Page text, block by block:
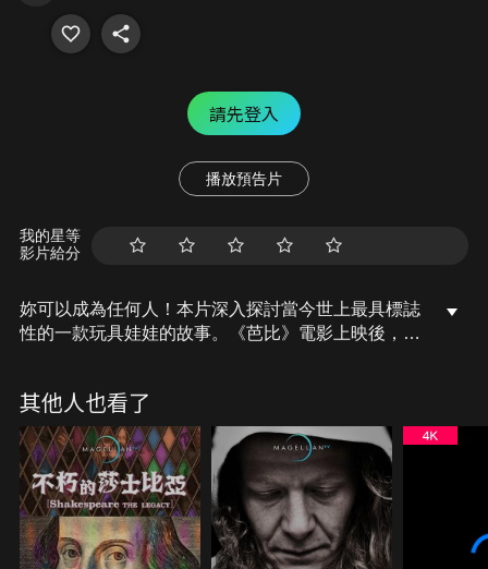
請先登入
播放預告片
我的星等
影片給分
妳可以成為任何人！本片深入探討當今世上最具標誌
性的一款玩具娃娃的故事。《芭比》電影上映後，她
象等挑戰。驅動本片的核心是一段驚人新故事，戲劇
性且陰暗，剖析芭比如何「誕生」並成長為有史以來
最著名的娃娃。
其他人也看了